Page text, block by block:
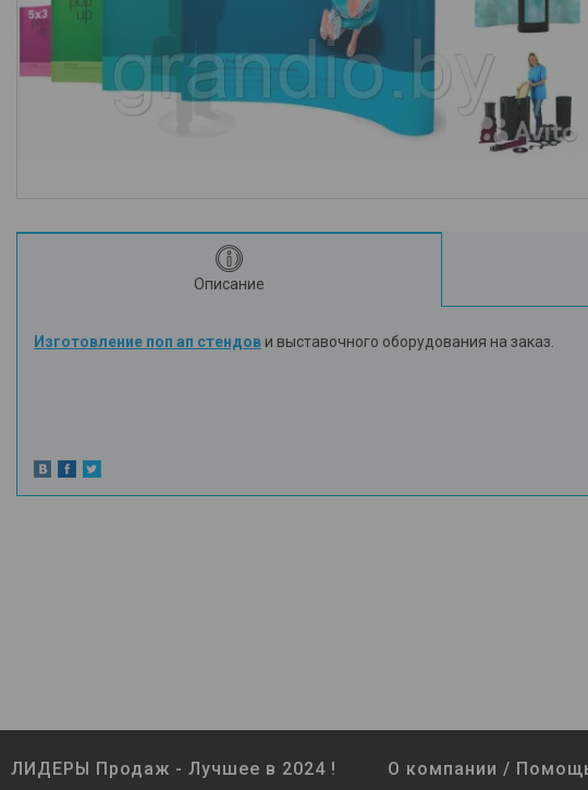
Описание
Изготовление поп ап стендов и выставочного оборудования на заказ.
ЛИДЕРЫ Продаж - Лучшее в 2024 ! О компании /